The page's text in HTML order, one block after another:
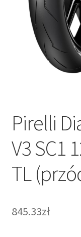
Pirelli
V3 SC1
TL
845.33zł